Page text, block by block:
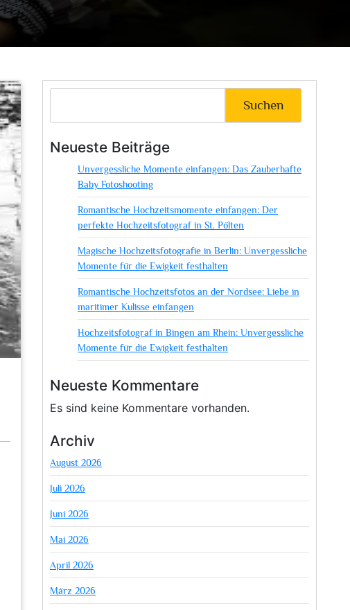
Suchen
Neueste Beiträge
Unvergessliche Momente einfangen: Das Zauberhafte
Baby Fotoshooting
Romantische Hochzeitsmomente einfangen: Der
perfekte Hochzeitsfotograf in St. Pölten
Magische Hochzeitsfotografie in Berlin: Unvergessliche
Momente für die Ewigkeit festhalten
Romantische Hochzeitsfotos an der Nordsee: Liebe in
maritimer Kulisse einfangen
Hochzeitsfotograf in Bingen am Rhein: Unvergessliche
Momente für die Ewigkeit festhalten
Neueste Kommentare
Es sind keine Kommentare vorhanden.
Archiv
August 2026
Juli 2026
Juni 2026
Mai 2026
April 2026
März 2026